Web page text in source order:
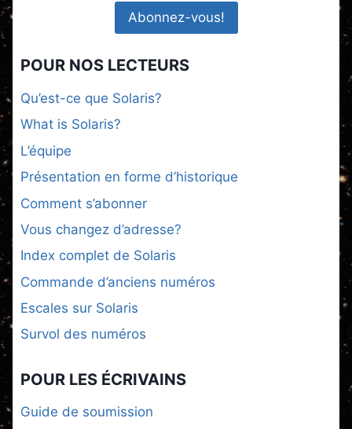
POUR NOS LECTEURS
Qu’est-ce que Solaris?
What is Solaris?
L’équipe
Présentation en forme d’historique
Comment s’abonner
Vous changez d’adresse?
Index complet de Solaris
Commande d’anciens numéros
Escales sur Solaris
Survol des numéros
POUR LES ÉCRIVAINS
Guide de soumission